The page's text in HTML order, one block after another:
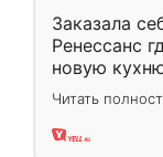
Заказала
Ренессанс
новую
вполне
два года,
Читать